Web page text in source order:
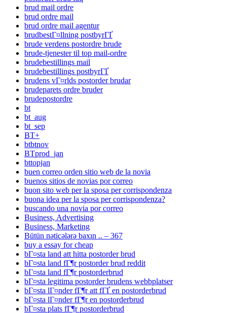
brud mail ordre
brud ordre mail
brud ordre mail agentur
brudbestГ¤llning postbyrГҐ
brude verdens postordre brude
brude-tjenester til top mail-ordre
brudebestillings mail
brudebestillings postbyrГҐ
brudens vГ¤rlds postorder brudar
brudeparets ordre bruder
brudepostordre
bt
bt_aug
bt_sep
BT+
btbtnov
BTprod_jan
bttopjan
buen correo orden sitio web de la novia
buenos sitios de novias por correo
buon sito web per la sposa per corrispondenza
buona idea per la sposa per corrispondenza?
buscando una novia por correo
Business, Advertising
Business, Marketing
Bütün nəticələrə baxın .. – 367
buy a essay for cheap
bГ¤sta land att hitta postorder brud
bГ¤sta land fГ¶r postorder brud reddit
bГ¤sta land fГ¶r postorderbrud
bГ¤sta legitima postorder brudens webbplatser
bГ¤sta lГ¤nder fГ¶r att fГҐ en postorderbrud
bГ¤sta lГ¤nder fГ¶r en postorderbrud
bГ¤sta plats fГ¶r postorderbrud